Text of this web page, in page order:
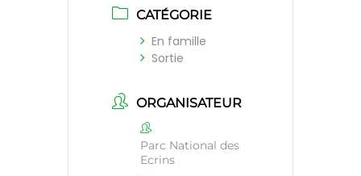
CATÉGORIE
En famille
Sortie
ORGANISATEUR
Parc National des
Ecrins